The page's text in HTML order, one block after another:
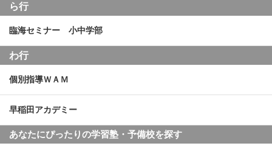
ら行
臨海セミナー 小中学部
わ行
個別指導ＷＡＭ
早稲田アカデミー
あなたにぴったりの学習塾・予備校を探す